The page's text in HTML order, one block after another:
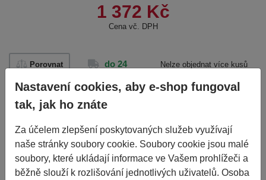
1 372 Kč
Cena vč. DPH
Porovnat
do 24
Nelze objednat více kusů
Základní informace
Výrobce ALCAR
EAN N/A
Nastavení cookies, aby e-shop fungoval
tak, jak ho znáte
Za účelem zlepšení poskytovaných služeb využívají
naše stránky soubory cookie. Soubory cookie jsou malé
soubory, které ukládají informace ve Vašem prohlížeči a
běžně slouží k rozlišování jednotlivých uživatelů. Osoba